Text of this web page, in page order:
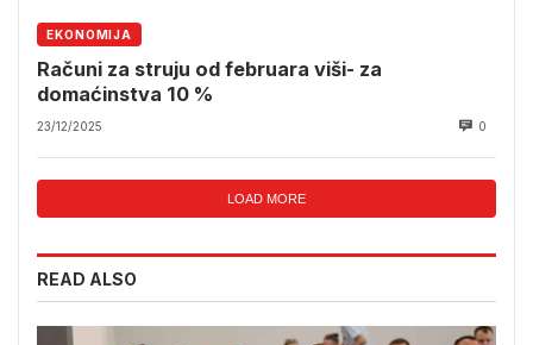
EKONOMIJA
Računi za struju od februara viši- za
domaćinstva 10 %
23/12/2025 0
LOAD MORE
READ ALSO